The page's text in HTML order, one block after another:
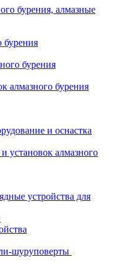
бурения, алмазные
бурения
бурения
алмазного бурения
и оснастка
установок алмазного
устройства для
шуруповерты